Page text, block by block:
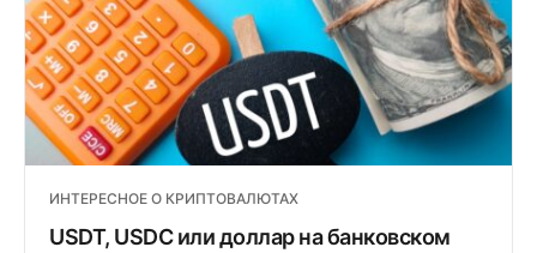
ИНТЕРЕСНОЕ О КРИПТОВАЛЮТАХ
USDT, USDC или доллар на банковском